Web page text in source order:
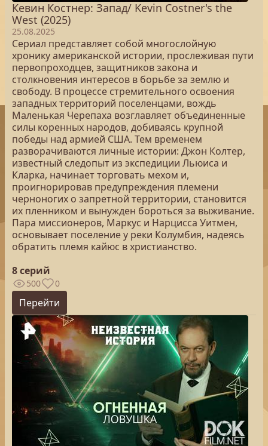
Кевин Костнер: Запад/ Kevin Costner's the
West (2025)
25.08.2025
Сериал представляет собой многослойную
хронику американской истории, прослеживая пути
первопроходцев, защитников закона и
столкновения интересов в борьбе за землю и
свободу. В процессе стремительного освоения
западных территорий поселенцами, вождь
Маленькая Черепаха возглавляет объединенные
силы коренных народов, добиваясь крупной
победы над армией США. Тем временем
разворачиваются личные истории: Джон Колтер,
известный следопыт из экспедиции Льюиса и
Кларка, начинает торговать мехом и,
проигнорировав предупреждения племени
черноногих о запретной территории, становится
их пленником и вынужден бороться за выживание.
Пара миссионеров, Маркус и Нарцисса Уитмен,
основывает поселение у реки Колумбия, надеясь
обратить племя кайюс в христианство.
8 серий
500 0
Перейти